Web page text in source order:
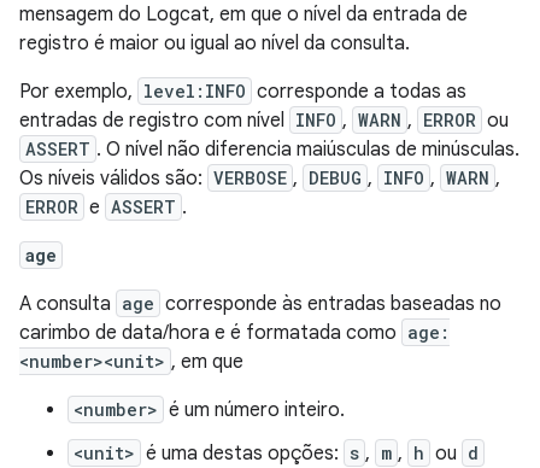
mensagem do Logcat, em que o nível da entrada de
registro é maior ou igual ao nível da consulta.
Por exemplo, level:INFO corresponde a todas as
entradas de registro com nível INFO , WARN , ERROR ou
ASSERT . O nível não diferencia maiúsculas de minúsculas.
Os níveis válidos são: VERBOSE , DEBUG , INFO , WARN ,
ERROR e ASSERT .
age
A consulta age corresponde às entradas baseadas no
carimbo de data/hora e é formatada como age:
<number><unit> , em que
<number> é um número inteiro.
<unit> é uma destas opções: s , m , h ou d